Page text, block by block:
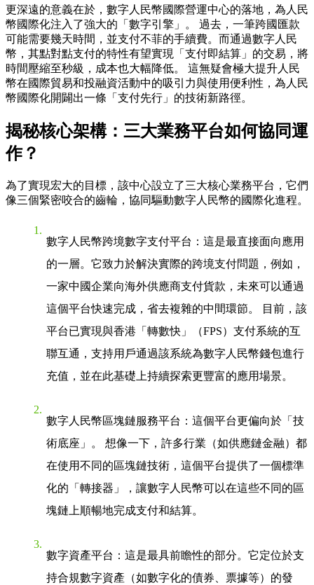
更深遠的意義在於，數字人民幣國際營運中心的落地，為人民
幣國際化注入了強大的「數字引擎」。 過去，一筆跨國匯款
可能需要幾天時間，並支付不菲的手續費。而通過數字人民
幣，其點對點支付的特性有望實現「支付即結算」的交易，將
時間壓縮至秒級，成本也大幅降低。 這無疑會極大提升人民
幣在國際貿易和投融資活動中的吸引力與使用便利性，為人民
幣國際化開闢出一條「支付先行」的技術新路徑。
揭秘核心架構：三大業務平台如何協同運
作？
為了實現宏大的目標，該中心設立了三大核心業務平台，它們
像三個緊密咬合的齒輪，協同驅動數字人民幣的國際化進程。
數字人民幣跨境數字支付平台 ：這是最直接面向應用
的一層。它致力於解決實際的跨境支付問題，例如，
一家中國企業向海外供應商支付貨款，未來可以通過
這個平台快速完成，省去複雜的中間環節。 目前，該
平台已實現與香港「轉數快」（FPS）支付系統的互
聯互通，支持用戶通過該系統為數字人民幣錢包進行
充值，並在此基礎上持續探索更豐富的應用場景。
數字人民幣區塊鏈服務平台 ：這個平台更偏向於「技
術底座」。 想像一下，許多行業（如供應鏈金融）都
在使用不同的區塊鏈技術，這個平台提供了一個標準
化的「轉接器」，讓數字人民幣可以在這些不同的區
塊鏈上順暢地完成支付和結算。
數字資產平台 ：這是最具前瞻性的部分。它定位於支
持合規數字資產（如數字化的債券、票據等）的發